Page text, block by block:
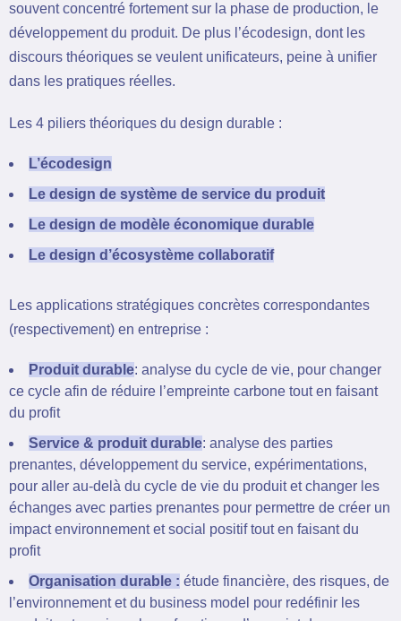
souvent concentré fortement sur la phase de production, le
développement du produit. De plus l’écodesign, dont les
discours théoriques se veulent unificateurs, peine à unifier
dans les pratiques réelles.
Les 4 piliers théoriques du design durable :
L’écodesign
Le design de système de service du produit
Le design de modèle économique durable
Le design d’écosystème collaboratif
Les applications stratégiques concrètes correspondantes
(respectivement) en entreprise :
Produit durable: analyse du cycle de vie, pour changer
ce cycle afin de réduire l’empreinte carbone tout en faisant
du profit
Service & produit durable: analyse des parties
prenantes, développement du service, expérimentations,
pour aller au-delà du cycle de vie du produit et changer les
échanges avec parties prenantes pour permettre de créer un
impact environnement et social positif tout en faisant du
profit
Organisation durable : étude financière, des risques, de
l’environnement et du business model pour redéfinir les